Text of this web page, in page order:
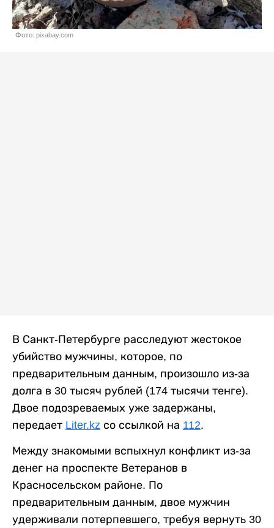
Фото: pixabay.com
В Санкт-Петербурге расследуют жестокое
убийство мужчины, которое, по
предварительным данным, произошло из-за
долга в 30 тысяч рублей (174 тысячи тенге).
Двое подозреваемых уже задержаны,
передает Liter.kz со ссылкой на 112.
Между знакомыми вспыхнул конфликт из-за
денег на проспекте Ветеранов в
Красносельском районе. По
предварительным данным, двое мужчин
удерживали потерпевшего, требуя вернуть 30